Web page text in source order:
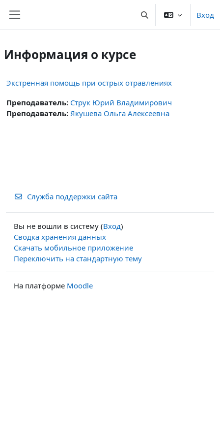
Изменить данныеВход
Информация о курсе
Экстренная помощь при острых отравлениях
Преподаватель: Струк Юрий Владимирович
Преподаватель: Якушева Ольга Алексеевна
Служба поддержки сайта
Вы не вошли в систему (Вход)
Сводка хранения данных
Скачать мобильное приложение
Переключить на стандартную тему
На платформе Moodle